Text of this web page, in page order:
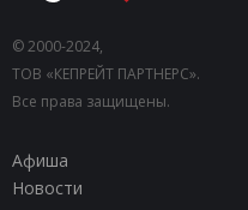
© 2000-2024,
ТОВ «КЕПРЕЙТ ПАРТНЕРС».
Все права защищены.
Афиша
Новости